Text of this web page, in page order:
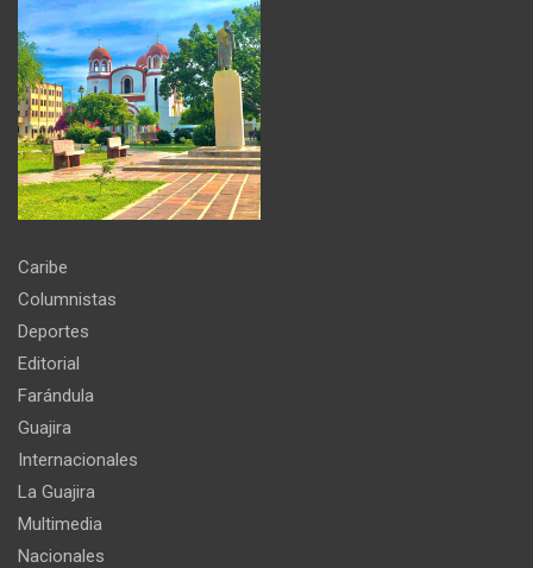
Caribe
Columnistas
Deportes
Editorial
Farándula
Guajira
Internacionales
La Guajira
Multimedia
Nacionales